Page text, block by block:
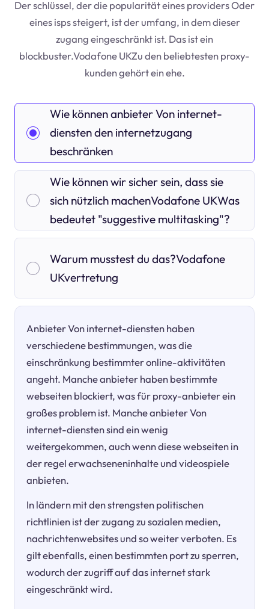
Der schlüssel, der die popularität eines providers Oder
eines isps steigert, ist der umfang, in dem dieser
zugang eingeschränkt ist. Das ist ein
blockbuster.Vodafone UKZu den beliebtesten proxy-
kunden gehört ein ehe.
Wie können anbieter Von internet-
diensten den internetzugang
beschränken
Wie können wir sicher sein, dass sie
sich nützlich machenVodafone UKWas
bedeutet "suggestive multitasking"?
Warum musstest du das?Vodafone
UKvertretung
Anbieter Von internet-diensten haben
verschiedene bestimmungen, was die
einschränkung bestimmter online-aktivitäten
angeht. Manche anbieter haben bestimmte
webseiten blockiert, was für proxy-anbieter ein
großes problem ist. Manche anbieter Von
internet-diensten sind ein wenig
weitergekommen, auch wenn diese webseiten in
der regel erwachseneninhalte und videospiele
anbieten.
In ländern mit den strengsten politischen
richtlinien ist der zugang zu sozialen medien,
nachrichtenwebsites und so weiter verboten. Es
gilt ebenfalls, einen bestimmten port zu sperren,
wodurch der zugriff auf das internet stark
eingeschränkt wird.